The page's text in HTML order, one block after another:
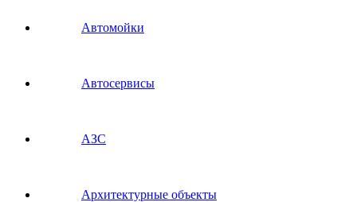
Автомойки
Автосервисы
АЗС
Архитектурные объекты